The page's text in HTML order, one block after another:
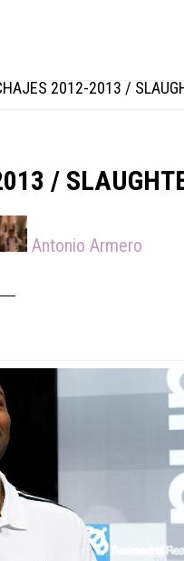
2012-2013 /
/
Antonio Armero